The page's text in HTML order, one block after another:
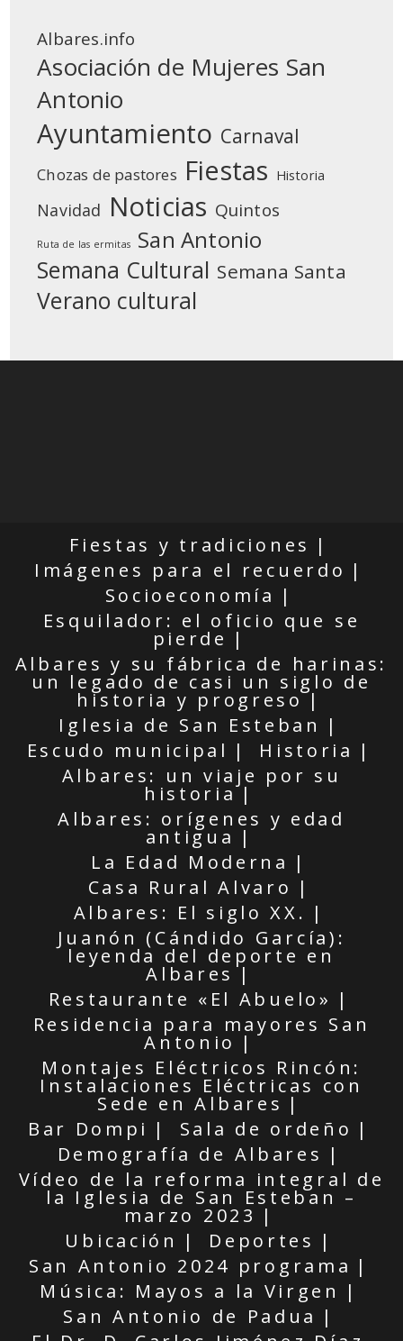
Albares.info
Asociación de Mujeres San
Antonio
Ayuntamiento Carnaval
Chozas de pastores Fiestas Historia
Navidad Noticias Quintos
Ruta de las ermitas San Antonio
Semana Cultural Semana Santa
Verano cultural
Fiestas y tradiciones
Imágenes para el recuerdo
Socioeconomía
Esquilador: el oficio que se
pierde
Albares y su fábrica de harinas:
un legado de casi un siglo de
historia y progreso
Iglesia de San Esteban
Escudo municipal
Historia
Albares: un viaje por su
historia
Albares: orígenes y edad
antigua
La Edad Moderna
Casa Rural Alvaro
Albares: El siglo XX.
Juanón (Cándido García):
leyenda del deporte en
Albares
Restaurante «El Abuelo»
Residencia para mayores San
Antonio
Montajes Eléctricos Rincón:
Instalaciones Eléctricas con
Sede en Albares
Bar Dompi
Sala de ordeño
Demografía de Albares
Vídeo de la reforma integral de
la Iglesia de San Esteban –
marzo 2023
Ubicación
Deportes
San Antonio 2024 programa
Música: Mayos a la Virgen
San Antonio de Padua